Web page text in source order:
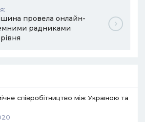
провела онлайн-
радниками
співробітництво між Україною та